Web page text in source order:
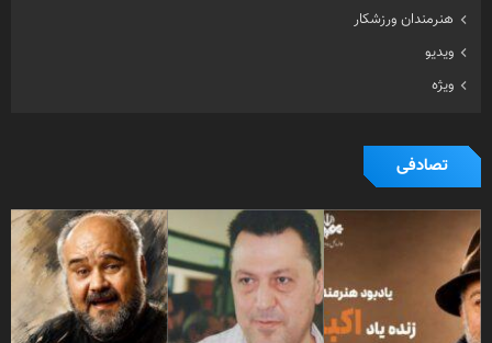
هنرمندان ورزشکار
ویدیو
ویژه
تصادفی